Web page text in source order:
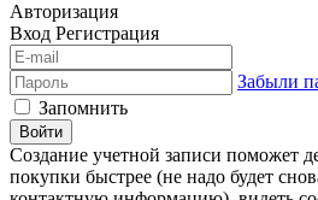
Авторизация
Вход Регистрация
Забыли
Запомнить
Войти
Создание учетной записи поможет
покупки быстрее (не надо будет